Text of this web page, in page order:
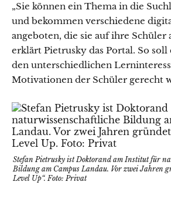
„Sie können ein Thema in die
und bekommen verschiedene
angeboten, die sie auf ihre Schüler
erklärt Pietrusky das Portal. So
den unterschiedlichen
Motivationen der Schüler gerecht
Stefan Pietrusky ist Doktorand am Institut für
Bildung am Campus Landau. Vor zwei Jahren
Level Up“. Foto: Privat